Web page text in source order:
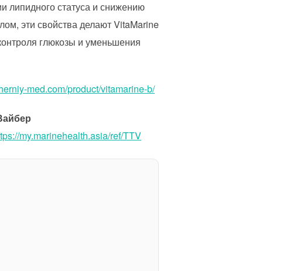
липидного статуса и снижению
эти свойства делают VitaMarine
глюкозы и уменьшения
med.com/product/vitamarine-b/
my.marinehealth.asia/ref/TTV